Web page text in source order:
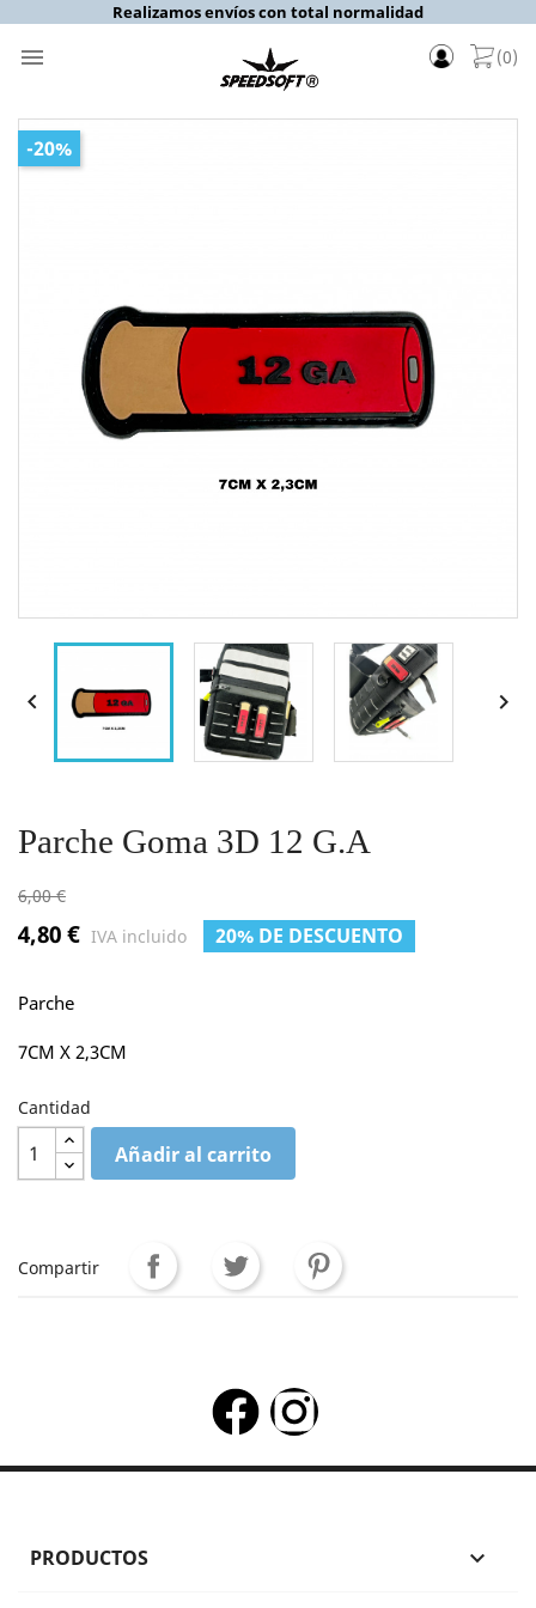
Realizamos envíos con total normalidad
 (0)
-20%
 
Parche Goma 3D 12 G.A
6,00 €
4,80 € IVA incluido 20% DE DESCUENTO
Parche
7CM X 2,3CM
Cantidad
Añadir al carrito
Compartir
PRODUCTOS 